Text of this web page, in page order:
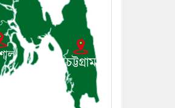
ইউপি সদস্যকে
চেষ্টা ও প্রাণনাশের হুমকির